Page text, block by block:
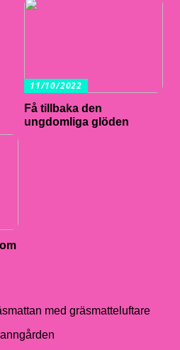
11/10/2022
Få tillbaka den
ungdomliga glöden
med gräsmatteluftare